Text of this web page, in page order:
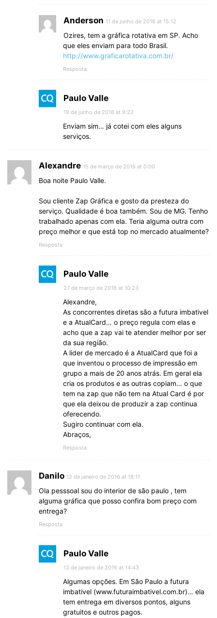
Anderson 11 de junho de 2016 at 15:12
Ozires, tem a gráfica rotativa em SP. Acho
que eles enviam para todo Brasil.
http://www.graficarotativa.com.br/
Resposta
Paulo Valle
19 de junho de 2016 at 9:22
Enviam sim… já cotei com eles alguns
serviços.
Alexandre 15 de março de 2016 at 0:00
Boa noite Paulo Valle.
Sou cliente Zap Gráfica e gosto da presteza do
serviço. Qualidade é boa também. Sou de MG. Tenho
trabalhado apenas com ela. Teria alguma outra com
preço melhor e que está top no mercado atualmente?
Resposta
Paulo Valle
27 de março de 2016 at 10:23
Alexandre,
As concorrentes diretas são a futura imbativel
e a AtualCard… o preço regula com elas e
acho que a zap vai te atender melhor por ser
da sua região.
A lider de mercado é a AtualCard que foi a
que inventou o processo de impressão em
grupo a mais de 20 anos atrás. Em geral ela
cria os produtos e as outras copiam… o que
tem na zap que não tem na Atual Card é por
que ela deixou de produzir a zap continua
oferecendo.
Sugiro continuar com ela.
Abraços,
Resposta
Danilo 12 de janeiro de 2016 at 18:11
Ola pesssoal sou do interior de são paulo , tem
alguma gráfica que posso confira bom preço com
entrega?
Resposta
Paulo Valle
13 de janeiro de 2016 at 14:43
Algumas opções. Em São Paulo a futura
imbativel (www.futuraimbativel.com.br)… ela
tem entrega em diversos pontos, alguns
gratuitos e outros pagos.